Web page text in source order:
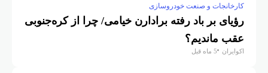
کارخانجات و صنعت خودروسازی
رؤیای بر باد رفته‌ برادارن خیامی/ چرا از کره‌جنوبی
عقب ماندیم؟
اکوایران